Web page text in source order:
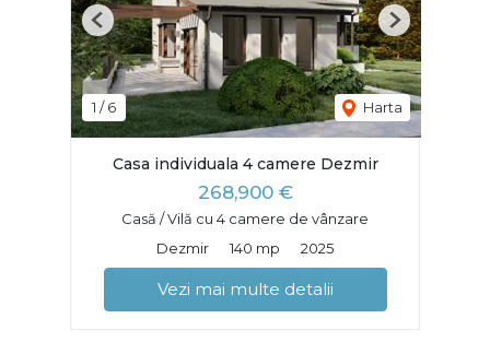
1 /6 Harta
Previous Next
Casa individuala 4 camere Dezmir
268,900 €
Casă / Vilă cu 4 camere de vânzare
Dezmir
140 mp 2025
Vezi mai multe detalii